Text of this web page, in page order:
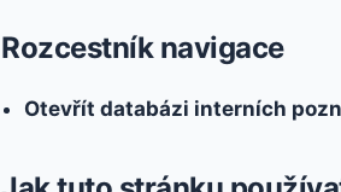
Rozcestník navigace
Otevřít databázi interních